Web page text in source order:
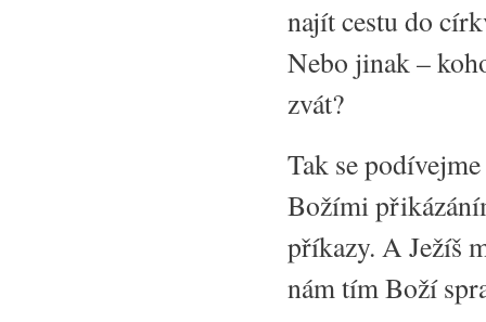
najít cestu do
Nebo jinak –
zvát?
Tak se
Božími
příkazy. A Ježíš
nám tím Boží